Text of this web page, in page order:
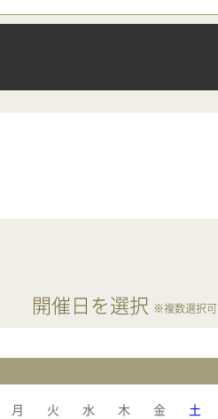
開催日を選択 ※複数選択可
月 火 水 木 金 土